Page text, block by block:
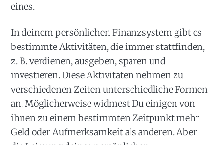
eines.
In deinem persönlichen Finanzsystem gibt es
bestimmte Aktivitäten, die immer stattfinden,
z. B. verdienen, ausgeben, sparen und
investieren. Diese Aktivitäten nehmen zu
verschiedenen Zeiten unterschiedliche Formen
an. Möglicherweise widmest Du einigen von
ihnen zu einem bestimmten Zeitpunkt mehr
Geld oder Aufmerksamkeit als anderen. Aber